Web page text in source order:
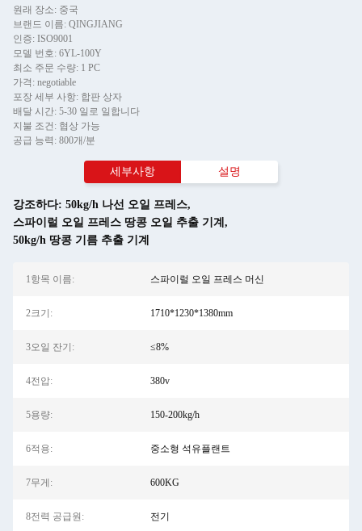
원래 장소: 중국
브랜드 이름: QINGJIANG
인증: ISO9001
모델 번호: 6YL-100Y
최소 주문 수량: 1 PC
가격: negotiable
포장 세부 사항: 합판 상자
배달 시간: 5-30 일로 일합니다
지불 조건: 협상 가능
공급 능력: 800개/분
세부사항 설명
강조하다: 50kg/h 나선 오일 프레스,
스파이럴 오일 프레스 땅콩 오일 추출 기계 ,
50kg/h 땅콩 기름 추출 기계
1항목 이름: 스파이럴 오일 프레스 머신
2크기: 1710*1230*1380mm
3오일 잔기: ≤8%
4전압: 380v
5용량: 150-200kg/h
6적용: 중소형 석유플랜트
7무게: 600KG
8전력 공급원: 전기